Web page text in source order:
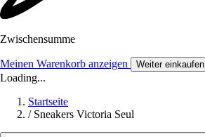
Zwischensumme
Meinen Warenkorb anzeigen Weiter einkaufen
Loading...
Startseite
/ Sneakers Victoria Seul